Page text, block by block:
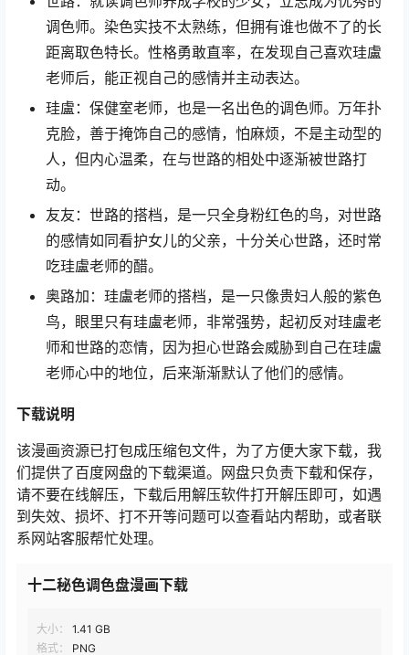
调色师。染色实技不太熟练，但拥有谁也做不了的长
距离取色特长。性格勇敢直率，在发现自己喜欢珪盧
老师后，能正视自己的感情并主动表达。
珪盧：保健室老师，也是一名出色的调色师。万年扑
克脸，善于掩饰自己的感情，怕麻烦，不是主动型的
人，但内心温柔，在与世路的相处中逐渐被世路打
动。
友友：世路的搭档，是一只全身粉红色的鸟，对世路
的感情如同看护女儿的父亲，十分关心世路，还时常
吃珪盧老师的醋。
奥路加：珪盧老师的搭档，是一只像贵妇人般的紫色
鸟，眼里只有珪盧老师，非常强势，起初反对珪盧老
师和世路的恋情，因为担心世路会威胁到自己在珪盧
老师心中的地位，后来渐渐默认了他们的感情。
下载说明
该漫画资源已打包成压缩包文件，为了方便大家下载，我
们提供了百度网盘的下载渠道。网盘只负责下载和保存，
请不要在线解压，下载后用解压软件打开解压即可，如遇
到失效、损坏、打不开等问题可以查看站内帮助，或者联
系网站客服帮忙处理。
十二秘色调色盘漫画下载
大小：
1.41 GB
格式：
PNG